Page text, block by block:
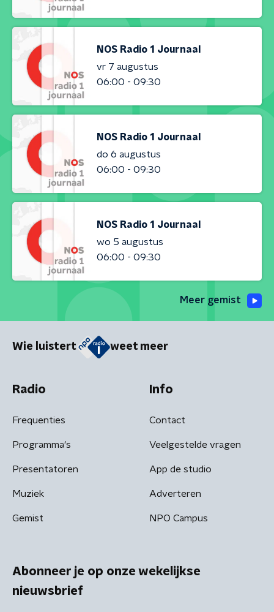
NOS Radio 1 Journaal
vr 7 augustus
06:00 - 09:30
NOS Radio 1 Journaal
do 6 augustus
06:00 - 09:30
NOS Radio 1 Journaal
wo 5 augustus
06:00 - 09:30
Meer gemist
Wie luistert weet meer
Radio
Frequenties
Programma's
Presentatoren
Muziek
Gemist
Info
Contact
Veelgestelde vragen
App de studio
Adverteren
NPO Campus
Abonneer je op onze wekelijkse
nieuwsbrief